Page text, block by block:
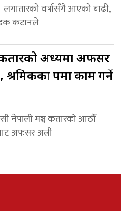
लगातारको वर्षासँगै आएको बाढी,
कटानले
अध्यक्षमा अफसर
पक्षमा काम गर्ने
नेपाली मञ्च कतारको आठौँ
अफसर अली